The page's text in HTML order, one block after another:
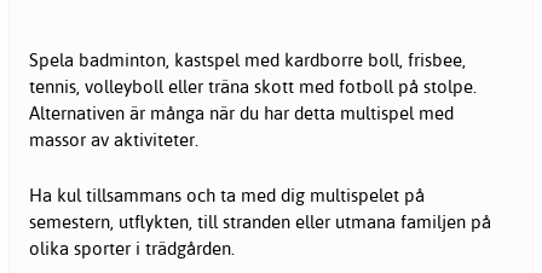
Spela badminton, kastspel med kardborre boll, frisbee,
tennis, volleyboll eller träna skott med fotboll på stolpe.
Alternativen är många när du har detta multispel med
massor av aktiviteter.
Ha kul tillsammans och ta med dig multispelet på
semestern, utflykten, till stranden eller utmana familjen på
olika sporter i trädgården.